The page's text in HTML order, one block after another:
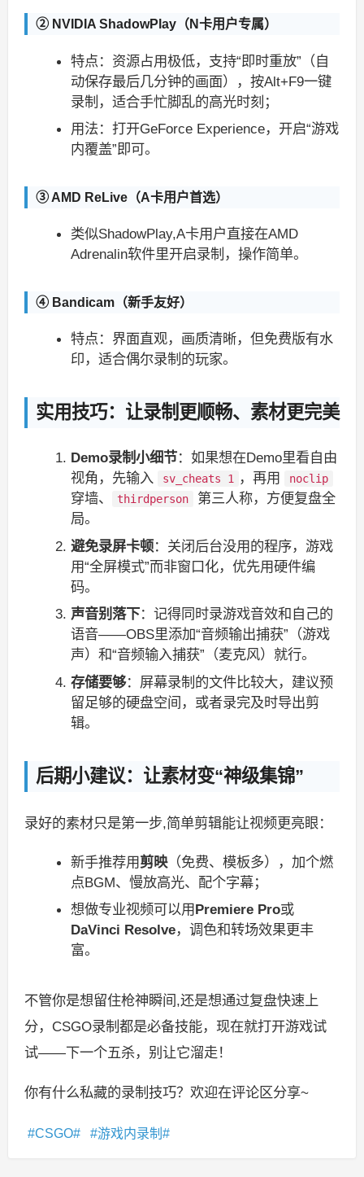
② NVIDIA ShadowPlay（N卡用户专属）
特点：资源占用极低，支持“即时重放”（自
动保存最后几分钟的画面），按Alt+F9一键
录制，适合手忙脚乱的高光时刻；
用法：打开GeForce Experience，开启“游戏
内覆盖”即可。
③ AMD ReLive（A卡用户首选）
类似ShadowPlay,A卡用户直接在AMD
Adrenalin软件里开启录制，操作简单。
④ Bandicam（新手友好）
特点：界面直观，画质清晰，但免费版有水
印，适合偶尔录制的玩家。
实用技巧：让录制更顺畅、素材更完美
Demo录制小细节：如果想在Demo里看自由
视角，先输入
sv_cheats 1 ，再用 noclip
穿墙、 thirdperson
第三人称，方便复盘全
局。
避免录屏卡顿：关闭后台没用的程序，游戏
用“全屏模式”而非窗口化，优先用硬件编
码。
声音别落下：记得同时录游戏音效和自己的
语音——OBS里添加“音频输出捕获”（游戏
声）和“音频输入捕获”（麦克风）就行。
存储要够：屏幕录制的文件比较大，建议预
留足够的硬盘空间，或者录完及时导出剪
辑。
后期小建议：让素材变“神级集锦”
录好的素材只是第一步,简单剪辑能让视频更亮眼：
新手推荐用剪映（免费、模板多），加个燃
点BGM、慢放高光、配个字幕；
想做专业视频可以用 Premiere Pro或
DaVinci Resolve，调色和转场效果更丰
富。
不管你是想留住枪神瞬间,还是想通过复盘快速上
分，CSGO录制都是必备技能，现在就打开游戏试
试——下一个五杀，别让它溜走！
你有什么私藏的录制技巧？欢迎在评论区分享~
CSGO 游戏内录制